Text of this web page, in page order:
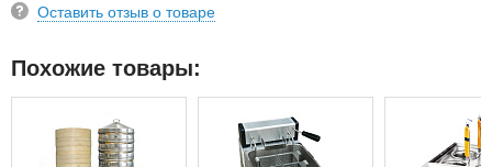
Оставить отзыв о товаре
Похожие товары: